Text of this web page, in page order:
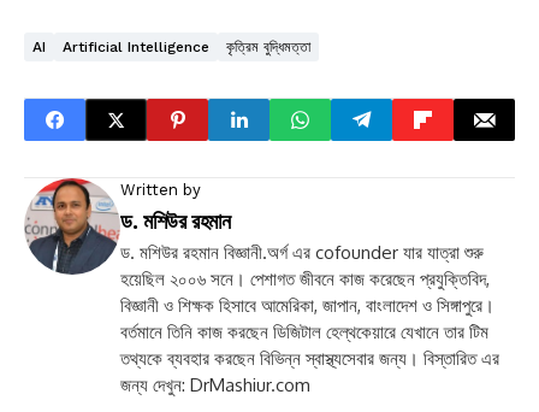
AI Artificial Intelligence কৃত্রিম বুদ্ধিমত্তা
Written by
ড. মশিউর রহমান
ড. মশিউর রহমান বিজ্ঞানী.অর্গ এর cofounder যার যাত্রা শুরু
হয়েছিল ২০০৬ সনে। পেশাগত জীবনে কাজ করেছেন প্রযুক্তিবিদ,
বিজ্ঞানী ও শিক্ষক হিসাবে আমেরিকা, জাপান, বাংলাদেশ ও সিঙ্গাপুরে।
বর্তমানে তিনি কাজ করছেন ডিজিটাল হেল্থকেয়ারে যেখানে তার টিম
তথ্যকে ব্যবহার করছেন বিভিন্ন স্বাস্থ্যসেবার জন্য। বিস্তারিত এর
জন্য দেখুন: DrMashiur.com